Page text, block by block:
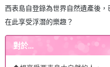
西表島自登錄為世界自然遺產後
在此享受浮潛的樂趣？
對於...